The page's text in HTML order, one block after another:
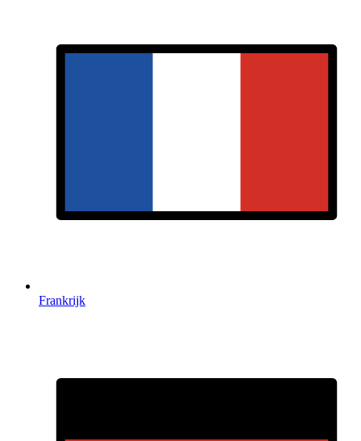
Frankrijk